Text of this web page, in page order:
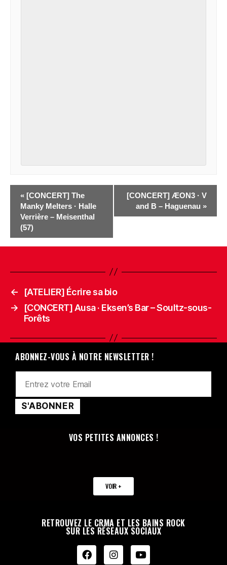
« [CONCERT] The
Manky Melters · Halle
Verrière – Meisenthal
(57)
[CONCERT] ÆON3 · V
and B – Haguenau »
←
[ATELIER] Écrire sa bio
→
[CONCERT] Ausa · Eksen’s Bar – Soultz-sous-
Forêts
ABONNEZ-VOUS À NOTRE NEWSLETTER !
VOS PETITES ANNONCES !
VOIR +
RETROUVEZ LE CRMA ET LES BAINS ROCK
SUR LES RÉSEAUX SOCIAUX